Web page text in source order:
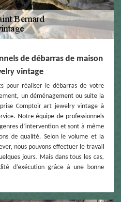
de débarras de maison
vintage
pour réaliser le débarras de votre
un déménagement ou suite la
Comptoir art jewelry vintage à
Notre équipe de professionnels
d’intervention et sont à même
de qualité. Selon le volume et la
nous pouvons effectuer le travail
jours. Mais dans tous les cas,
d’exécution grâce à une bonne